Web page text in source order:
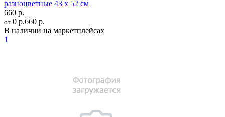
разноцветные 43 х 52 см
660 р.
от 0 р.660 р.
В наличии на маркетплейсах
1